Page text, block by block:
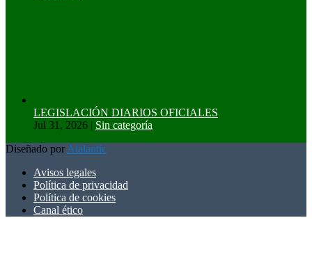
LEGISLACIÓN DIARIOS OFICIALES
Jul 31, 2026
Sin categoría
Diseñado porAtalantic
Avisos legales
Política de privacidad
Política de cookies
Canal ético